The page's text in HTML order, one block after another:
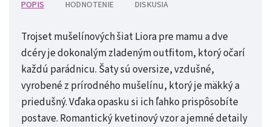
POPIS HODNOTENIE DISKUSIA
Trojset mušelínových šiat Liora pre mamu a dve
dcéry je dokonalým zladeným outfitom, ktorý očarí
každú parádnicu. Šaty sú oversize, vzdušné,
vyrobené z prírodného mušelínu, ktorý je mäkký a
priedušný. Vďaka opasku si ich ľahko prispôsobíte
postave. Romantický kvetinový vzor a jemné detaily